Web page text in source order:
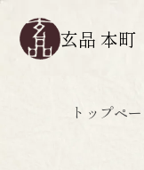
玄品 本町
トップペ